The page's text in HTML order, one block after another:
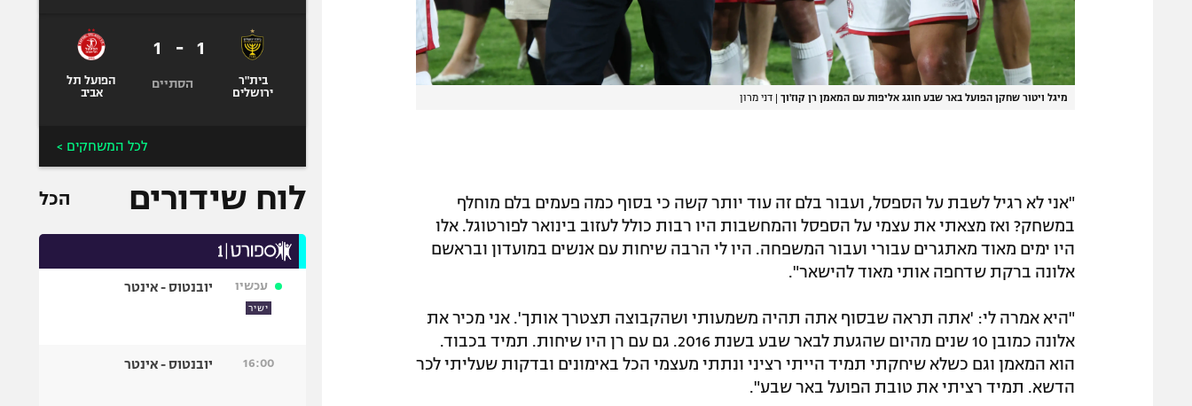
מיגל ויטור שחקן הפועל באר שבע חוגג אליפות עם המאמן רן קוז'וך דני מרון
"אני לא רגיל לשבת על הספסל, ועבור בלם זה עוד יותר קשה כי בסוף כמה פעמים בלם מוחלף
במשחק? ואז מצאתי את עצמי על הספסל והמחשבות היו רבות כולל לעזוב בינואר לפורטוגל. אלו
היו ימים מאוד מאתגרים עבורי ועבור המשפחה. היו לי הרבה שיחות עם אנשים במועדון ובראשם
אלונה ברקת שדחפה אותי מאוד להישאר".
"היא אמרה לי: 'אתה תראה שבסוף אתה תהיה משמעותי ושהקבוצה תצטרך אותך'. אני מכיר את
אלונה כמובן 10 שנים מהיום שהגעת לבאר שבע בשנת 2016. גם עם רן היו שיחות. תמיד בכבוד.
הוא המאמן וגם כשלא שיחקתי תמיד הייתי רציני ונתתי מעצמי הכל באימונים ובדקות שעליתי לכר
הדשא. תמיד רציתי את טובת הפועל באר שבע".
בית"ר
ירושלים
1
-
1
הסתיים
הפועל תל
אביב
לכל המשחקים >
לוח שידורים הכל
עכשיו
ישיר
יובנטוס - אינטר
16:00 יובנטוס - אינטר